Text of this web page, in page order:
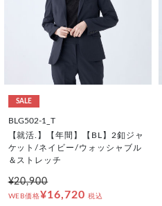
SALE
BLG502-1_T
【就活.】【年間】【BL】2釦ジャ
ケット/ネイビー/ウォッシャブル
＆ストレッチ
¥20,900
WEB価格¥16,720 税込